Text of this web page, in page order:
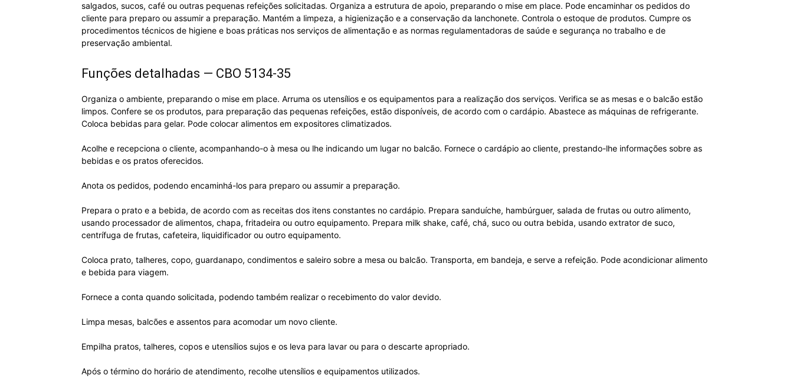
salgados, sucos, café ou outras pequenas refeições solicitadas. Organiza a estrutura de apoio, preparando o mise em place. Pode encaminhar os pedidos do
cliente para preparo ou assumir a preparação. Mantém a limpeza, a higienização e a conservação da lanchonete. Controla o estoque de produtos. Cumpre os
procedimentos técnicos de higiene e boas práticas nos serviços de alimentação e as normas regulamentadoras de saúde e segurança no trabalho e de
preservação ambiental.
Funções detalhadas — CBO 5134-35
Organiza o ambiente, preparando o mise em place. Arruma os utensílios e os equipamentos para a realização dos serviços. Verifica se as mesas e o balcão estão
limpos. Confere se os produtos, para preparação das pequenas refeições, estão disponíveis, de acordo com o cardápio. Abastece as máquinas de refrigerante.
Coloca bebidas para gelar. Pode colocar alimentos em expositores climatizados.
Acolhe e recepciona o cliente, acompanhando-o à mesa ou lhe indicando um lugar no balcão. Fornece o cardápio ao cliente, prestando-lhe informações sobre as
bebidas e os pratos oferecidos.
Anota os pedidos, podendo encaminhá-los para preparo ou assumir a preparação.
Prepara o prato e a bebida, de acordo com as receitas dos itens constantes no cardápio. Prepara sanduíche, hambúrguer, salada de frutas ou outro alimento,
usando processador de alimentos, chapa, fritadeira ou outro equipamento. Prepara milk shake, café, chá, suco ou outra bebida, usando extrator de suco,
centrífuga de frutas, cafeteira, liquidificador ou outro equipamento.
Coloca prato, talheres, copo, guardanapo, condimentos e saleiro sobre a mesa ou balcão. Transporta, em bandeja, e serve a refeição. Pode acondicionar alimento
e bebida para viagem.
Fornece a conta quando solicitada, podendo também realizar o recebimento do valor devido.
Limpa mesas, balcões e assentos para acomodar um novo cliente.
Empilha pratos, talheres, copos e utensílios sujos e os leva para lavar ou para o descarte apropriado.
Após o término do horário de atendimento, recolhe utensílios e equipamentos utilizados.